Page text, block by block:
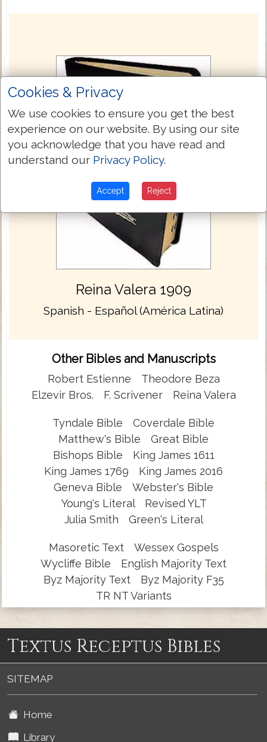
Reina Valera 1909
Spanish - Español (América Latina)
Other Bibles and Manuscripts
Robert Estienne
Theodore Beza
Elzevir Bros.
F. Scrivener Reina Valera
Tyndale Bible
Coverdale Bible
Matthew's Bible
Great Bible
Bishops Bible
King James 1611
King James 1769
King James 2016
Geneva Bible
Webster's Bible
Young's Literal
Revised YLT
Julia Smith
Green's Literal
Masoretic Text
Wessex Gospels
Wycliffe Bible
English Majority Text
Byz Majority Text
Byz Majority F35
TR NT Variants
Textus Receptus Bibles
SITEMAP
Home
Library
Cookies & Privacy
We use cookies to ensure you get the best
experience on our website. By using our site
you acknowledge that you have read and
understand our Privacy Policy.
Accept Reject